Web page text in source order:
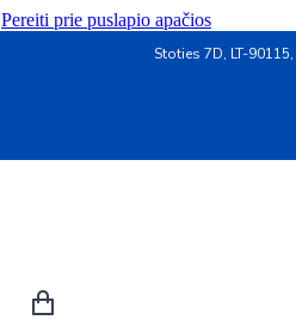
Pereiti prie puslapio apačios
Stoties 7D, LT-